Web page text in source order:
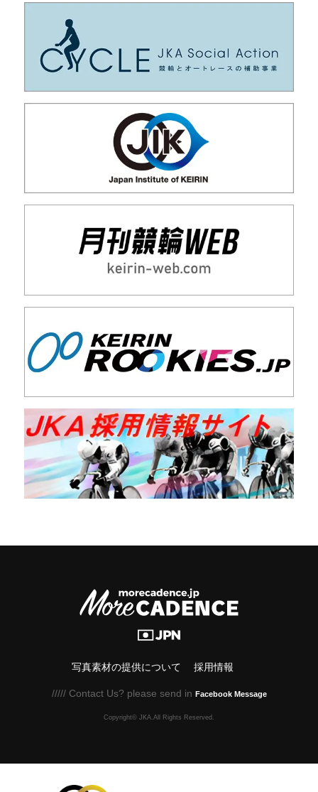
写真素材の提供について 採用情報
///// Contact Us? please send in Facebook Message
Copyright© JKA.All Rights Reserved.